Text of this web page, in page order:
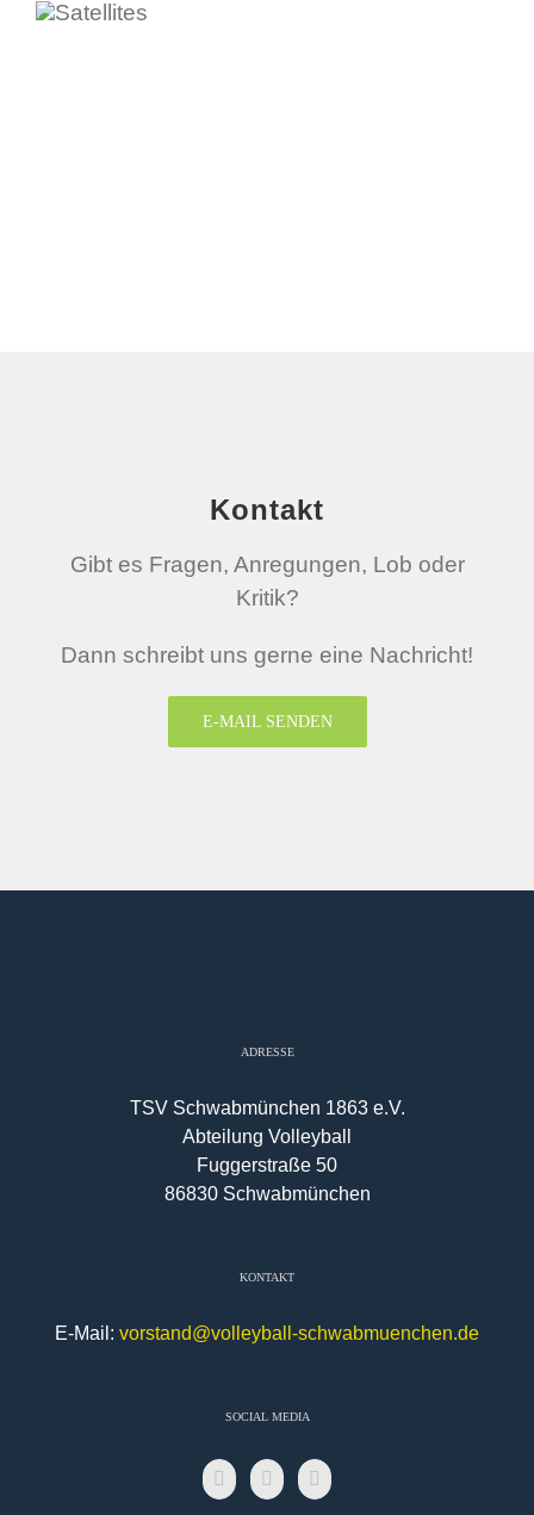
Kontakt
Gibt es Fragen, Anregungen, Lob oder
Kritik?
Dann schreibt uns gerne eine Nachricht!
E-MAIL SENDEN
ADRESSE
TSV Schwabmünchen 1863 e.V.
Abteilung Volleyball
Fuggerstraße 50
86830 Schwabmünchen
KONTAKT
E-Mail: vorstand@volleyball-schwabmuenchen.de
SOCIAL MEDIA